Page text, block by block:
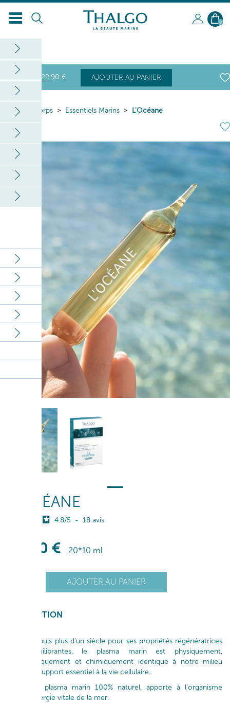
0
22,90 € AJOUTER AU PANIER
Home Corps Essentiels Marins L'Océane
L'OCÉANE
4.8/5 - 18 avis
,90 € 20*10 ml
AJOUTER AU PANIER
DESCRIPTION
Étudié depuis plus d’un siècle pour ses propriétés régénératrices
et rééquilibrantes, le plasma marin est physiquement,
physiologiquement et chimiquement identique à notre milieu
intérieur, support essentiel à la vie cellulaire.
L'Océane, plasma marin 100% naturel, apporte à l’organisme
toute l’énergie vitale de la mer.